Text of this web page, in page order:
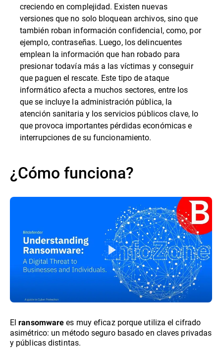
creciendo en complejidad. Existen nuevas
versiones que no solo bloquean archivos, sino que
también roban información confidencial, como, por
ejemplo, contraseñas. Luego, los delincuentes
emplean la información que han robado para
presionar todavía más a las víctimas y conseguir
que paguen el rescate. Este tipo de ataque
informático afecta a muchos sectores, entre los
que se incluye la administración pública, la
atención sanitaria y los servicios públicos clave, lo
que provoca importantes pérdidas económicas e
interrupciones de su funcionamiento.
¿Cómo funciona?
Elransomware es muy eficaz porque utiliza el cifrado
asimétrico: un método seguro basado en claves privadas
y públicas distintas.